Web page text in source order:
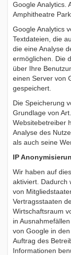
Google Analytics.
Amphitheatre
Google Analytics
Textdateien, die
die eine Analyse
ermöglichen. Die
über Ihre
einen Server von
gespeichert.
Die Speicherung
Grundlage von
Websitebetreiber
Analyse des
als auch seine
IP
Wir haben auf
aktiviert. Dadurch
von
Vertragsstaaten
Wirtschaftsraum
in
von Google in
Auftrag des
Informationen